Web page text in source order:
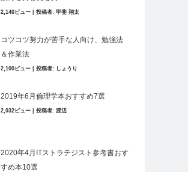
2,146ビュー 投稿者: 甲斐 翔太
コツコツ努力が苦手な人向け、勉強法
＆作業法
2,100ビュー 投稿者: しょうり
2019年6月倫理学本おすすめ7選
2,032ビュー 投稿者: 渡辺
2020年4月ITストラテジスト参考書おす
すめ本10選